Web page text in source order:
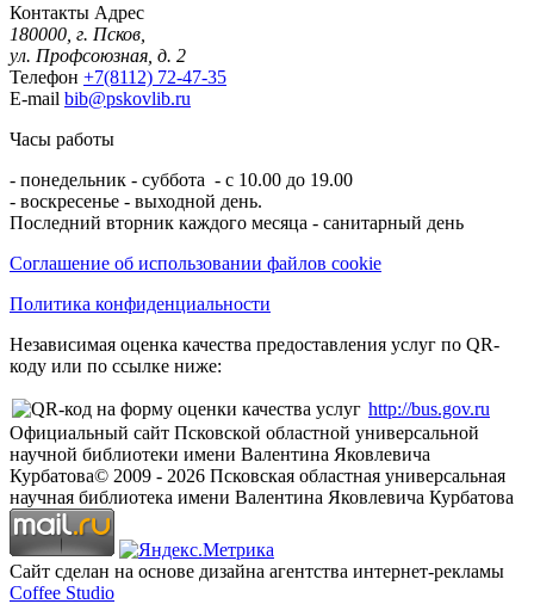
Контакты Адрес
180000, г. Псков,
ул. Профсоюзная, д. 2
Телефон +7(8112) 72-47-35
E-mail bib@pskovlib.ru
Часы работы
- понедельник - суббота - с 10.00 до 19.00
- воскресенье - выходной день.
Последний вторник каждого месяца - санитарный день
Соглашение об использовании файлов cookie
Политика конфиденциальности
Независимая оценка качества предоставления услуг по QR-
коду или по ссылке ниже:
http://bus.gov.ru
Официальный сайт Псковской областной универсальной
научной библиотеки имени Валентина Яковлевича
Курбатова© 2009 - 2026 Псковская областная универсальная
научная библиотека имени Валентина Яковлевича Курбатова
Сайт сделан на основе дизайна агентства интернет-рекламы
Coffee Studio